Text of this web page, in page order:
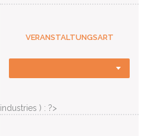
VERANSTALTUNGSART
industries ) : ?>